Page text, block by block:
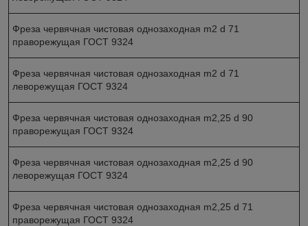
Фреза червячная чистовая однозаходная m2 d 71
праворежущая ГОСТ 9324
Фреза червячная чистовая однозаходная m2 d 71
леворежущая ГОСТ 9324
Фреза червячная чистовая однозаходная m2,25 d 90
праворежущая ГОСТ 9324
Фреза червячная чистовая однозаходная m2,25 d 90
леворежущая ГОСТ 9324
Фреза червячная чистовая однозаходная m2,25 d 71
праворежущая ГОСТ 9324